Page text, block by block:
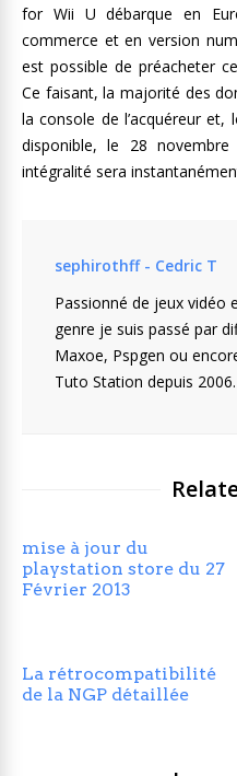
for Wii U débarque en
commerce et en version
est possible de préacheter
Ce faisant, la majorité des
la console de l’acquéreur
disponible, le 28
intégralité sera
sephirothff - Cedric T
Passionné de jeux vidéo
genre je suis passé par
Maxoe, Pspgen ou
Tuto Station depuis 2006.
mise à jour du
playstation store du 27
Février 2013
La rétrocompatibilité
de la NGP détaillée